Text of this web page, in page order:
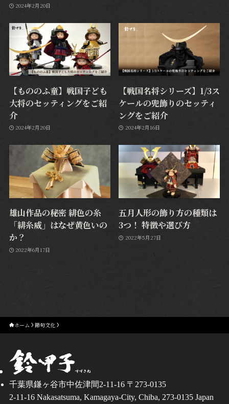
2024年2月20日
【もののふ童】戦国子ども
大将のセッティングをご紹
介
2024年2月20日
【戦国名将シリーズ】1/3ス
ケールの兜飾りのセッティ
ングをご紹介
2024年2月16日
雄山作品の秘密 緋色の糸
「緋糸威」はなぜ黄色いの
か？
2022年6月17日
五月人形の飾り方の種類は
3つ！ 特徴や選び方
2022年5月27日
ホーム 節句文化
千葉県鎌ヶ谷市中佐津間2-11-16 〒273-0135
2-11-16 Nakasatsuma, Kamagaya-City, Chiba, 273-0135 Japan